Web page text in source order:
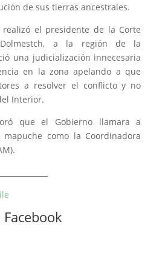
de sus tierras ancestrales.
el presidente de la Corte
Dolmestch, a la región de la
una judicialización innecesaria
en la zona apelando a que
a resolver el conflicto y no
Interior.
que el Gobierno llamara a
como la Coordinadora